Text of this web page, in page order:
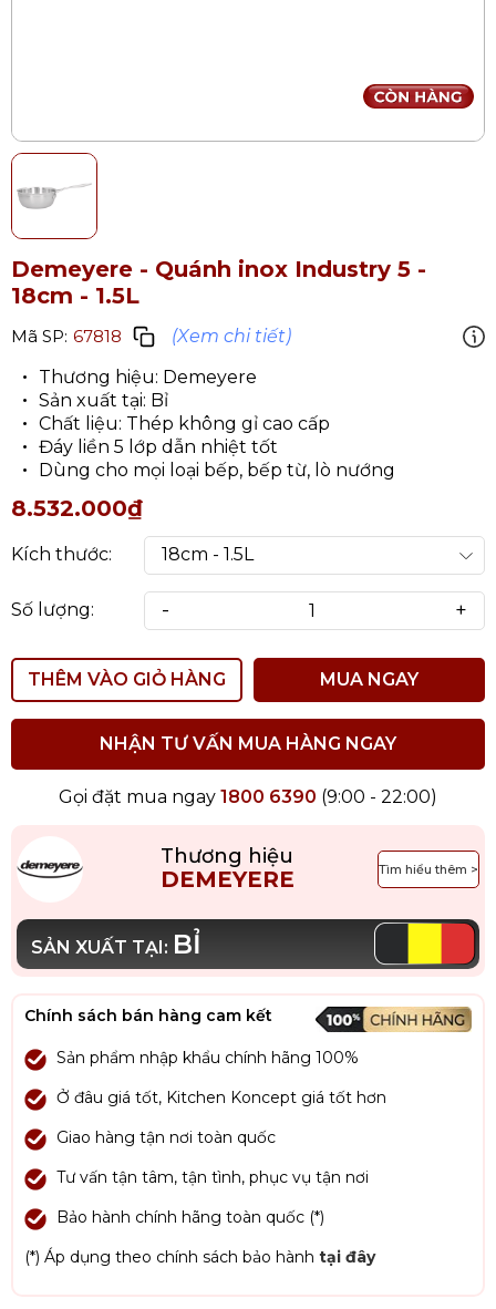
Demeyere - Quánh inox Industry 5 -
18cm - 1.5L
Mã SP: 67818
(Xem chi tiết)
Thương hiệu: Demeyere
Sản xuất tại: Bỉ
Chất liệu: Thép không gỉ cao cấp
Đáy liền 5 lớp dẫn nhiệt tốt
Dùng cho mọi loại bếp, bếp từ, lò nướng
8.532.000₫
Kích thước:
Số lượng: - +
THÊM VÀO GIỎ HÀNG MUA NGAY
NHẬN TƯ VẤN MUA HÀNG NGAY
Gọi đặt mua ngay 1800 6390 (9:00 - 22:00)
Thương hiệu
DEMEYERE Tìm hiểu thêm >
SẢN XUẤT TẠI: BỈ
Chính sách bán hàng cam kết
Sản phẩm nhập khẩu chính hãng 100%
Ở đâu giá tốt, Kitchen Koncept giá tốt hơn
Giao hàng tận nơi toàn quốc
Tư vấn tận tâm, tận tình, phục vụ tận nơi
Bảo hành chính hãng toàn quốc (*)
(*) Áp dụng theo chính sách bảo hành tại đây